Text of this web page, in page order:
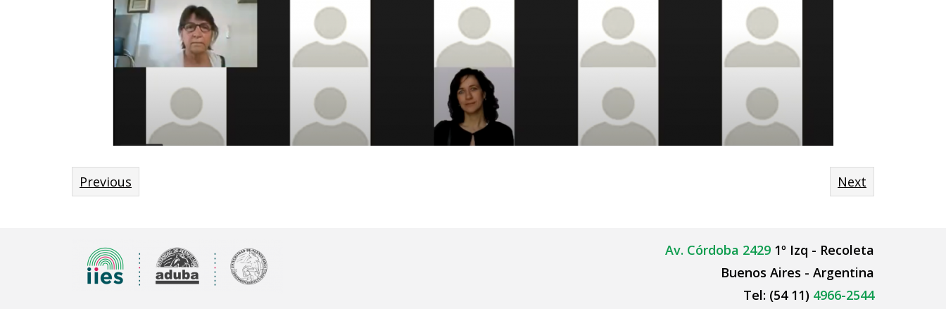
Previous Next
Av. Córdoba 24291º Izq - Recoleta
Buenos Aires - Argentina
Tel: (54 11) 4966-2544